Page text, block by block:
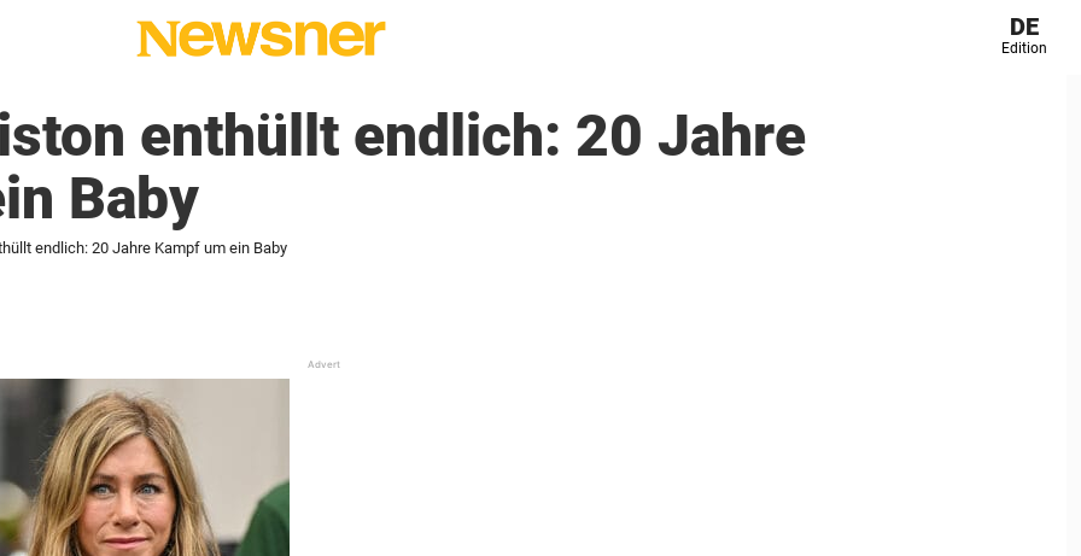
DE
Edition
enthüllt endlich: 20 Jahre
Baby
endlich: 20 Jahre Kampf um ein Baby